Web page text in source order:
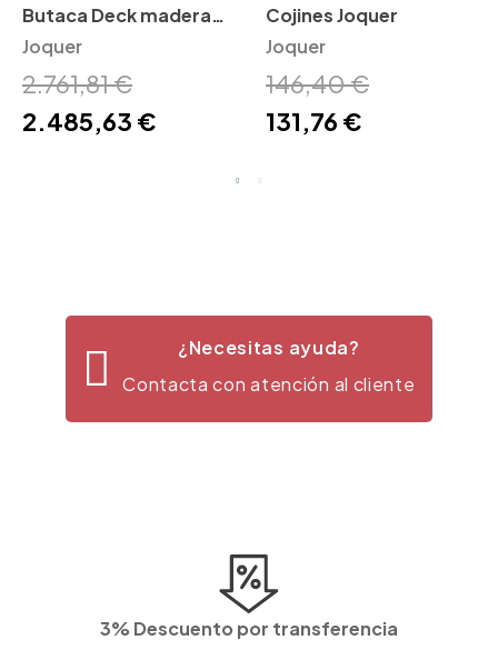
Butaca Deck madera
Joquer
Joquer
2.761,81 €
2.485,63 €
Cojines Joquer
Joquer
146,40 €
131,76 €
¿Necesitas ayuda?
Contacta con atención al cliente
3% Descuento por transferencia